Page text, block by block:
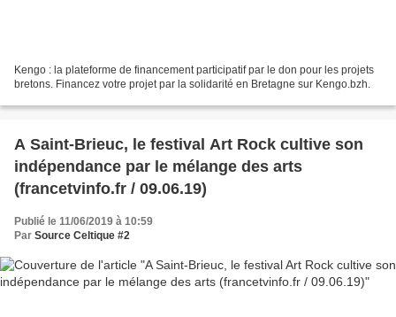
Kengo : la plateforme de financement participatif par le don pour les projets
bretons. Financez votre projet par la solidarité en Bretagne sur Kengo.bzh.
A Saint-Brieuc, le festival Art Rock cultive son
indépendance par le mélange des arts
(francetvinfo.fr / 09.06.19)
Publié le 11/06/2019 à 10:59
Par Source Celtique #2